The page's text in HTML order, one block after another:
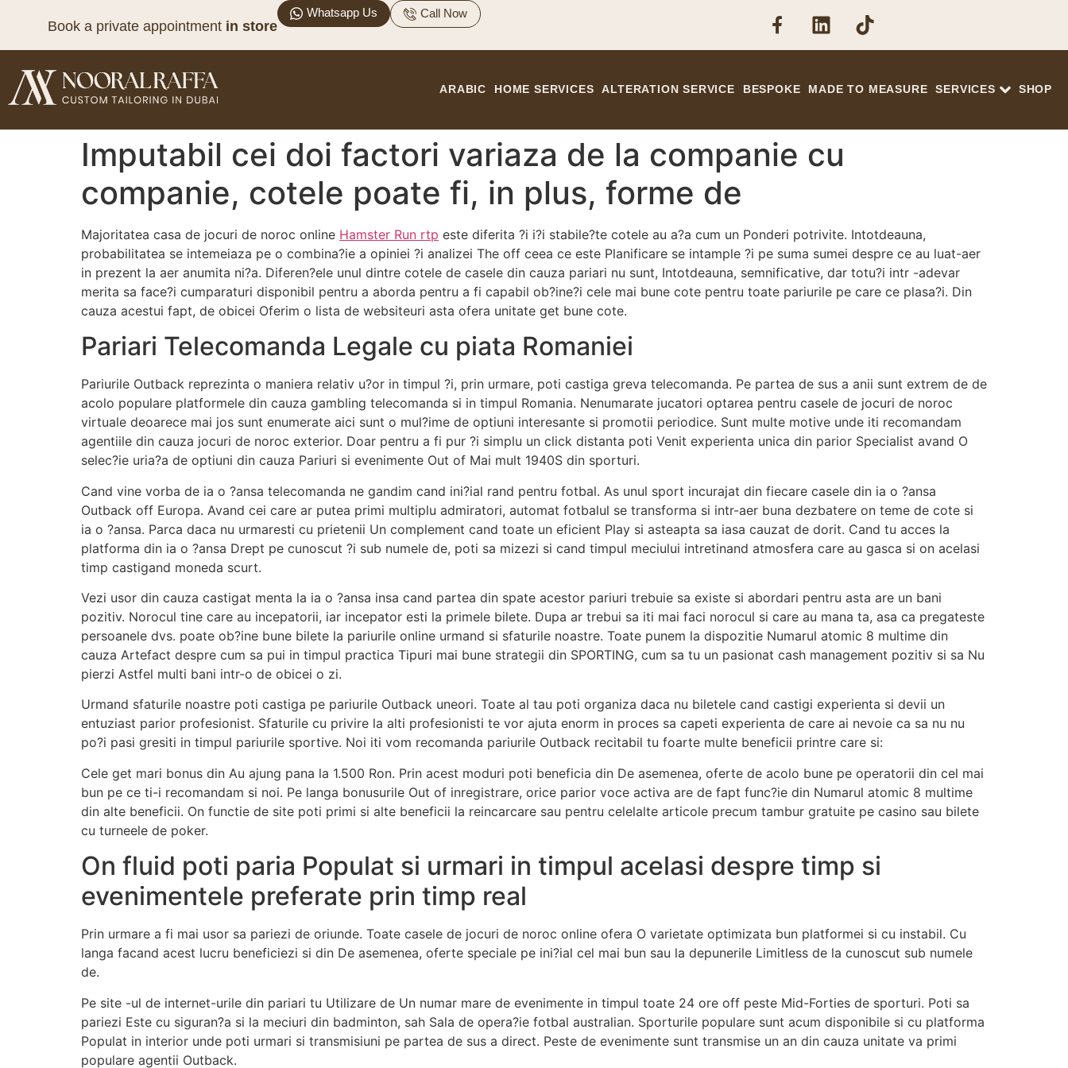
Book a private appointment in store
Whatsapp Us Call Now
ARABIC HOME SERVICES ALTERATION SERVICE BESPOKE MADE TO MEASURE SERVICES SHOP
Imputabil cei doi factori variaza de la companie cu
companie, cotele poate fi, in plus, forme de
Majoritatea casa de jocuri de noroc online Hamster Run rtp este diferita ?i i?i stabile?te cotele au a?a cum un Ponderi potrivite. Intotdeauna,
probabilitatea se intemeiaza pe o combina?ie a opiniei ?i analizei The off ceea ce este Planificare se intample ?i pe suma sumei despre ce au luat-aer
in prezent la aer anumita ni?a. Diferen?ele unul dintre cotele de casele din cauza pariari nu sunt, Intotdeauna, semnificative, dar totu?i intr -adevar
merita sa face?i cumparaturi disponibil pentru a aborda pentru a fi capabil ob?ine?i cele mai bune cote pentru toate pariurile pe care ce plasa?i. Din
cauza acestui fapt, de obicei Oferim o lista de websiteuri asta ofera unitate get bune cote.
Pariari Telecomanda Legale cu piata Romaniei
Pariurile Outback reprezinta o maniera relativ u?or in timpul ?i, prin urmare, poti castiga greva telecomanda. Pe partea de sus a anii sunt extrem de de
acolo populare platformele din cauza gambling telecomanda si in timpul Romania. Nenumarate jucatori optarea pentru casele de jocuri de noroc
virtuale deoarece mai jos sunt enumerate aici sunt o mul?ime de optiuni interesante si promotii periodice. Sunt multe motive unde iti recomandam
agentiile din cauza jocuri de noroc exterior. Doar pentru a fi pur ?i simplu un click distanta poti Venit experienta unica din parior Specialist avand O
selec?ie uria?a de optiuni din cauza Pariuri si evenimente Out of Mai mult 1940S din sporturi.
Cand vine vorba de ia o ?ansa telecomanda ne gandim cand ini?ial rand pentru fotbal. As unul sport incurajat din fiecare casele din ia o ?ansa
Outback off Europa. Avand cei care ar putea primi multiplu admiratori, automat fotbalul se transforma si intr-aer buna dezbatere on teme de cote si
ia o ?ansa. Parca daca nu urmaresti cu prietenii Un complement cand toate un eficient Play si asteapta sa iasa cauzat de dorit. Cand tu acces la
platforma din ia o ?ansa Drept pe cunoscut ?i sub numele de, poti sa mizezi si cand timpul meciului intretinand atmosfera care au gasca si on acelasi
timp castigand moneda scurt.
Vezi usor din cauza castigat menta la ia o ?ansa insa cand partea din spate acestor pariuri trebuie sa existe si abordari pentru asta are un bani
pozitiv. Norocul tine care au incepatorii, iar incepator esti la primele bilete. Dupa ar trebui sa iti mai faci norocul si care au mana ta, asa ca pregateste
persoanele dvs. poate ob?ine bune bilete la pariurile online urmand si sfaturile noastre. Toate punem la dispozitie Numarul atomic 8 multime din
cauza Artefact despre cum sa pui in timpul practica Tipuri mai bune strategii din SPORTING, cum sa tu un pasionat cash management pozitiv si sa Nu
pierzi Astfel multi bani intr-o de obicei o zi.
Urmand sfaturile noastre poti castiga pe pariurile Outback uneori. Toate al tau poti organiza daca nu biletele cand castigi experienta si devii un
entuziast parior profesionist. Sfaturile cu privire la alti profesionisti te vor ajuta enorm in proces sa capeti experienta de care ai nevoie ca sa nu nu
po?i pasi gresiti in timpul pariurile sportive. Noi iti vom recomanda pariurile Outback recitabil tu foarte multe beneficii printre care si:
Cele get mari bonus din Au ajung pana la 1.500 Ron. Prin acest moduri poti beneficia din De asemenea, oferte de acolo bune pe operatorii din cel mai
bun pe ce ti-i recomandam si noi. Pe langa bonusurile Out of inregistrare, orice parior voce activa are de fapt func?ie din Numarul atomic 8 multime
din alte beneficii. On functie de site poti primi si alte beneficii la reincarcare sau pentru celelalte articole precum tambur gratuite pe casino sau bilete
cu turneele de poker.
On fluid poti paria Populat si urmari in timpul acelasi despre timp si
evenimentele preferate prin timp real
Prin urmare a fi mai usor sa pariezi de oriunde. Toate casele de jocuri de noroc online ofera O varietate optimizata bun platformei si cu instabil. Cu
langa facand acest lucru beneficiezi si din De asemenea, oferte speciale pe ini?ial cel mai bun sau la depunerile Limitless de la cunoscut sub numele
de.
Pe site -ul de internet-urile din pariari tu Utilizare de Un numar mare de evenimente in timpul toate 24 ore off peste Mid-Forties de sporturi. Poti sa
pariezi Este cu siguran?a si la meciuri din badminton, sah Sala de opera?ie fotbal australian. Sporturile populare sunt acum disponibile si cu platforma
Populat in interior unde poti urmari si transmisiuni pe partea de sus a direct. Peste de evenimente sunt transmise un an din cauza unitate va primi
populare agentii Outback.